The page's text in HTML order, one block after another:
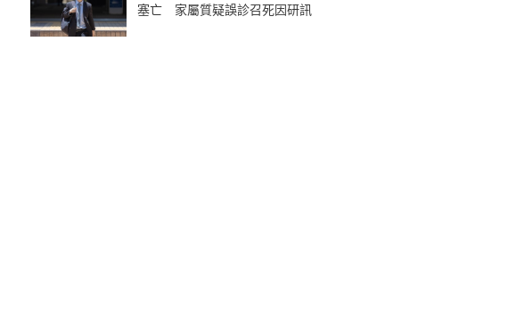
塞亡 家屬質疑誤診召死因研訊